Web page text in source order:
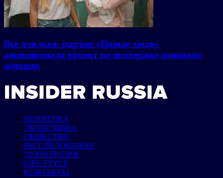
Все для мам: партия «Новые люди»
анонсировала проект по поддержке одиноких
женщин
ПОЛИТИКА
ЭКОНОМИКА
ОБЩЕСТВО
РАССЛЕДОВАНИЯ
ТЕХНОЛОГИИ
LIFE STYLE
КОНТАКТЫ